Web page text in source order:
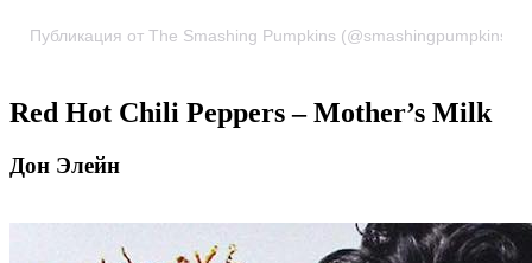
Публикация от The Smashing Pumpkins (@smashingpumpkins)
Red Hot Chili Peppers – Mother’s Milk
Дон Элейн